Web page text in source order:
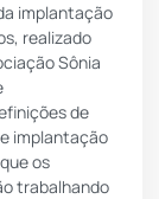
implantação
realizado
Sônia
de
implantação
os
trabalhando